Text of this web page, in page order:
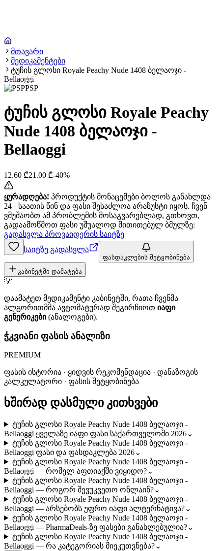
მთავარი
მედიკამენტები
ტუჩის გლოსი Royale Peachy Nude 1408 ბელაოჯი -
Bellaoggi
PSP
ტუჩის გლოსი Royale Peachy
Nude 1408 ბელაოჯი -
Bellaoggi
12.60 ₾21.00 ₾-40%
ყურადღება! პროდუქტის მონაცემები ბოლოს განახლდა
24+ საათის წინ და ფასი შესაძლოა არაზუსტი იყოს. ჩვენ
ვმუშაობთ ამ პრობლემის მოსაგვარებლად, გთხოვთ,
გადაამოწმოთ ფასი უშუალოდ მითითებულ ბმულზე:
გადასვლა პროვაიდერის საიტზე
საიტზე გადასვლა
ფასდაკლების შეტყობინება
კაბინეტში დამატება
💡
დაამატეთ მედიკამენტი კაბინეტში, რათა ჩვენმა
ალგორითმმა ავტომატურად შეგირჩიოთ იაფი
გენერიკები(ანალოგები).
ჭკვიანი ფასის ანალიზი
PREMIUM
ფასის ისტორია · ყიდვის რეკომენდაცია · დანაზოგის
კალკულატორი · ფასის შეტყობინება
ხშირად დასმული კითხვები
ტუჩის გლოსი Royale Peachy Nude 1408 ბელაოჯი -
Bellaoggi ყველაზე იაფი ფასი საქართველოში 2026⌄
ტუჩის გლოსი Royale Peachy Nude 1408 ბელაოჯი -
Bellaoggi ფასი და ფასდაკლება 2026⌄
ტუჩის გლოსი Royale Peachy Nude 1408 ბელაოჯი -
Bellaoggi — რომელ აფთიაქში ვიყიდო?⌄
ტუჩის გლოსი Royale Peachy Nude 1408 ბელაოჯი -
Bellaoggi — როგორ შევუკვეთო ონლაინ?⌄
ტუჩის გლოსი Royale Peachy Nude 1408 ბელაოჯი -
Bellaoggi — არსებობს უფრო იაფი ალტერნატივა?⌄
ტუჩის გლოსი Royale Peachy Nude 1408 ბელაოჯი -
Bellaoggi — PharmaDeals-ზე ფასები განახლებულია?⌄
ტუჩის გლოსი Royale Peachy Nude 1408 ბელაოჯი -
Bellaoggi — რა კატეგორიას მიეკუთვნება?⌄